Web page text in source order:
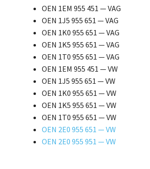
OEN 1EM 955 451 — VAG
OEN 1J5 955 651 — VAG
OEN 1K0 955 651 — VAG
OEN 1K5 955 651 — VAG
OEN 1T0 955 651 — VAG
OEN 1EM 955 451 — VW
OEN 1J5 955 651 — VW
OEN 1K0 955 651 — VW
OEN 1K5 955 651 — VW
OEN 1T0 955 651 — VW
OEN 2E0 955 651 — VW
OEN 2E0 955 951 — VW